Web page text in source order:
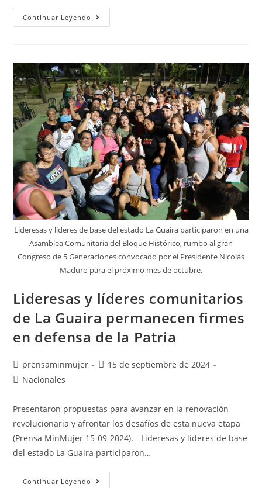
Continuar Leyendo
Lideresas y líderes de base del estado La Guaira participaron en una
Asamblea Comunitaria del Bloque Histórico, rumbo al gran
Congreso de 5 Generaciones convocado por el Presidente Nicolás
Maduro para el próximo mes de octubre.
Lideresas y líderes comunitarios
de La Guaira permanecen firmes
en defensa de la Patria
prensaminmujer
15 de septiembre de 2024
Nacionales
Presentaron propuestas para avanzar en la renovación
revolucionaria y afrontar los desafíos de esta nueva etapa
(Prensa MinMujer 15-09-2024). - Lideresas y líderes de base
del estado La Guaira participaron…
Continuar Leyendo